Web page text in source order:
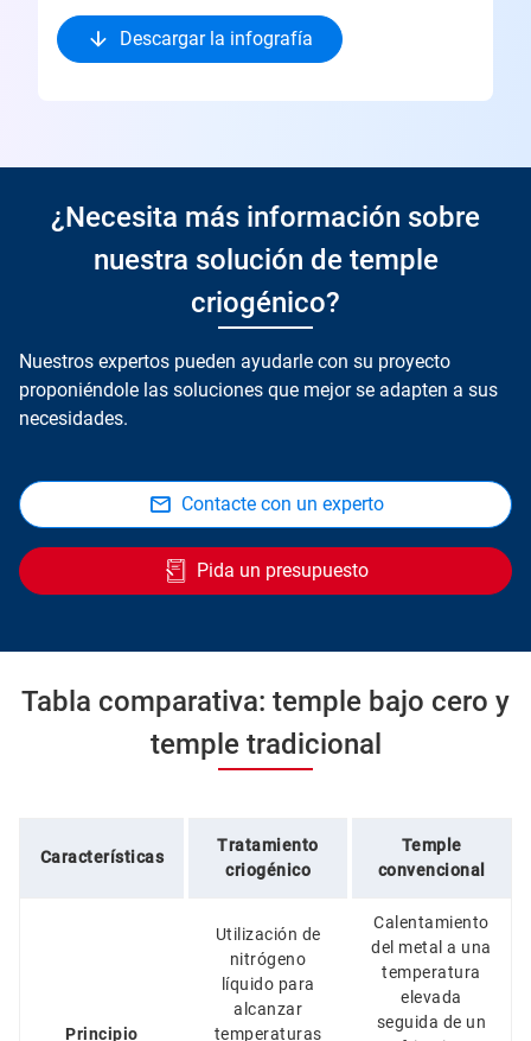
Descargar la infografía
¿Necesita más información sobre
nuestra solución de temple
criogénico?
Nuestros expertos pueden ayudarle con su proyecto
proponiéndole las soluciones que mejor se adapten a sus
necesidades.
Contacte con un experto
Pida un presupuesto
Tabla comparativa: temple bajo cero y
temple tradicional
Características
Tratamiento
criogénico
Temple
convencional
Principio
Utilización de
nitrógeno
líquido para
alcanzar
temperaturas
Calentamiento
del metal a una
temperatura
elevada
seguida de un